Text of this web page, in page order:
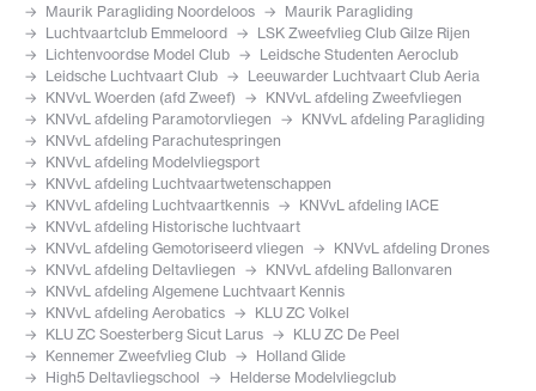
Maurik Paragliding Noordeloos
Maurik Paragliding
Luchtvaartclub Emmeloord
LSK Zweefvlieg Club Gilze Rijen
Lichtenvoordse Model Club
Leidsche Studenten Aeroclub
Leidsche Luchtvaart Club
Leeuwarder Luchtvaart Club Aeria
KNVvL Woerden (afd Zweef)
KNVvL afdeling Zweefvliegen
KNVvL afdeling Paramotorvliegen
KNVvL afdeling Paragliding
KNVvL afdeling Parachutespringen
KNVvL afdeling Modelvliegsport
KNVvL afdeling Luchtvaartwetenschappen
KNVvL afdeling Luchtvaartkennis
KNVvL afdeling IACE
KNVvL afdeling Historische luchtvaart
KNVvL afdeling Gemotoriseerd vliegen
KNVvL afdeling Drones
KNVvL afdeling Deltavliegen
KNVvL afdeling Ballonvaren
KNVvL afdeling Algemene Luchtvaart Kennis
KNVvL afdeling Aerobatics
KLU ZC Volkel
KLU ZC Soesterberg Sicut Larus
KLU ZC De Peel
Kennemer Zweefvlieg Club
Holland Glide
High5 Deltavliegschool
Helderse Modelvliegclub